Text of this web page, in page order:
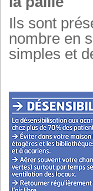
Ils sont
nombre en
simples et